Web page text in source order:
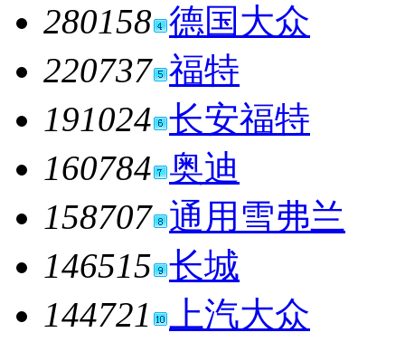
280158 德国大众
220737 福特
191024 长安福特
160784 奥迪
158707 通用雪弗兰
146515 长城
144721
上汽大众